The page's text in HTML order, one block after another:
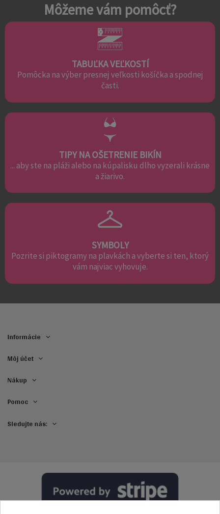
Môžeme vám pomôcť?
TABUĽKA VEĽKOSTÍ
Pomôcka na výber presnej veľkosti košíčka a spodnej
časti.
TIPY NA OŠETRENIE BIKÍN
... aby ste na pláži alebo na kúpalisku dlho vyzerali krásne
a žiarivo.
SYMBOLY
Pozrite si piktogramy na plavkách a vyberte si ten, ktorý
vám najviac vyhovuje.
Informácie
Môj účet
Nákup
Pomoc
Sledujte nás: